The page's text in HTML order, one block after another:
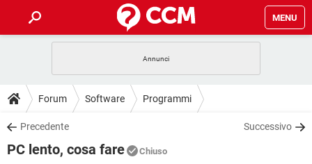
MENU
INTRATTENIMENTO ANDROID
iOS
INSTAGRAM WHATSAPP
GUIDE
COVID-19 GAMING
DOWNLOAD
COVID-19 GAMING
Forum Software Programmi
Precedente Successivo
PC lento, cosa fare Chiuso